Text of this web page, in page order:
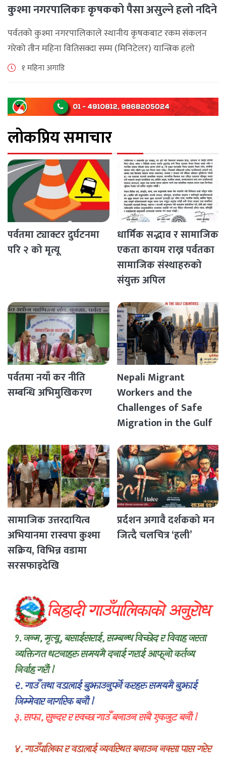
कुश्मा नगरपालिकाः कृषकको पैसा असुल्ने हलो नदिने
पर्वतको कुश्मा नगरपालिकाले स्थानीय कृषकबाट रकम संकलन
गरेको तीन महिना वितिसक्दा सम्म (मिनिटेलर) यान्त्रिक हलो
वितरण नगरेपछि पर्वतको कुश्मा नगरपालिकाका कृषकहरु चिन्तित
१ महिना अगाडि
लोकप्रिय समाचार
पर्वतमा ट्याक्टर दुर्घटनमा
परि २ को मृत्यू
धार्मिक सद्भाव र सामाजिक
एकता कायम राख्न पर्वतका
सामाजिक संस्थाहरुको
संयुक्त अपिल
पर्वतमा नयाँ कर नीति
सम्बन्धि अभिमुखिकरण
Nepali Migrant
Workers and the
Challenges of Safe
Migration in the Gulf
सामाजिक उत्तरदायित्व
अभियानमा रास्वपा कुश्मा
सक्रिय, विभिन्न वडामा
सरसफाइदेखि
प्रर्दशन अगावै दर्शकको मन
जित्दै चलचित्र ‘हली’